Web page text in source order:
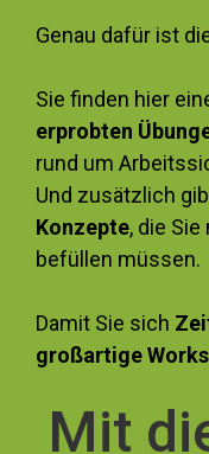
Genau dafür ist
Sie finden hier
erprobten
rund um
Und zusätzlich
Konzepte, die
befüllen müssen.
Damit Sie sich
großartige
Mit